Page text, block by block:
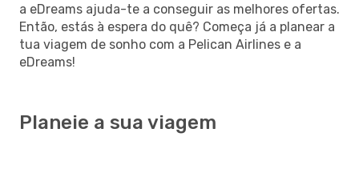
a eDreams ajuda-te a conseguir as melhores ofertas.
Então, estás à espera do quê? Começa já a planear a
tua viagem de sonho com a Pelican Airlines e a
eDreams!
Planeie a sua viagem